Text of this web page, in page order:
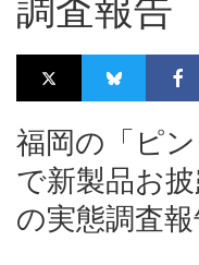
調査報告
福岡の「ピ
で新製品お
の実態調査